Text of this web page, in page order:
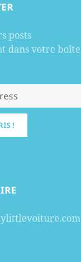
posts
dans votre boîte